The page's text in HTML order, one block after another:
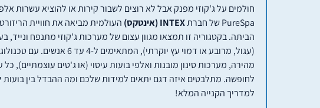
חולמים על ג'קוזי מפנק אבל לא רוצים לשבור קירות או להוציא עשרות
PureSpa של חברת
INTEX (אינטקס)
העולמית מביאה את חוויית
הביתה. בקטגוריה זו תמצאו מגוון עצום של מערכות ג'קוזי מתנפח ונייד,
(עגול, מרובע או דמוי עץ יוקרתי), המתאימים ל-
מהירה, מערכות סינון מובנות ואלפי בועות עיסוי (או ג'טים עוצמתיים), כל
לחופשה. מתלבטים איזה דגם יתאים למידות שלכם ומה ההבדל בין בועות
למדריך הקנייה המלא!